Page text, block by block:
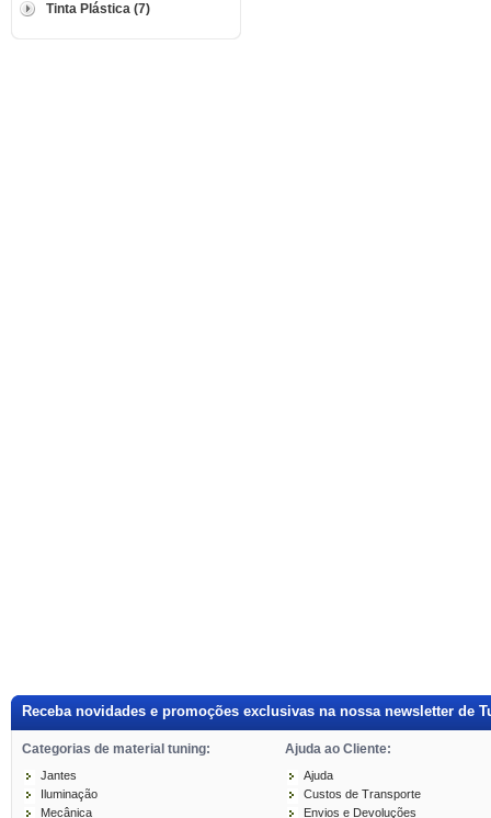
Tinta Plástica (7)
Receba novidades e promoções exclusivas na nossa newsletter de
Categorias de material tuning: Ajuda ao Cliente:
Jantes
Iluminação
Mecânica
Ajuda
Custos de Transporte
Envios e Devoluções